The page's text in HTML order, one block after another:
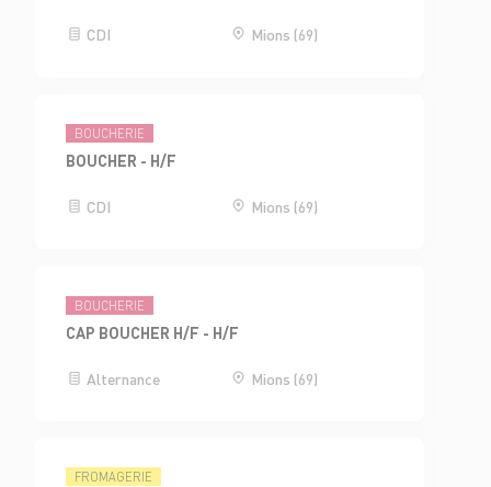
CDI Mions (69)
BOUCHERIE
BOUCHER - H/F
CDI Mions (69)
BOUCHERIE
CAP BOUCHER H/F - H/F
Alternance Mions (69)
FROMAGERIE